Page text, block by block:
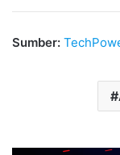
Sumber: